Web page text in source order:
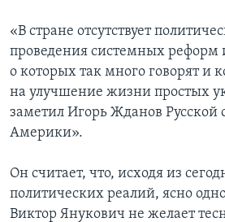
«В стране отсутствует
проведения системных реформ
о которых так много говорят и
на улучшение жизни простых
заметил Игорь Жданов Русской
Америки».
Он считает, что, исходя из
политических реалий, ясно
Виктор Янукович не желает